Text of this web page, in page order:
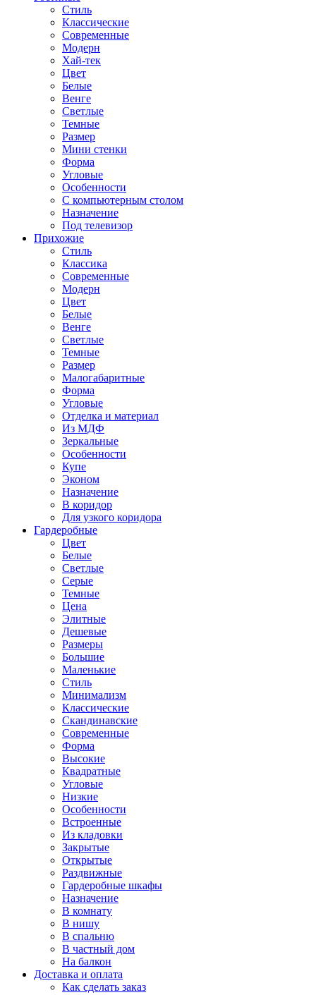
Стиль
Классические
Современные
Модерн
Хай-тек
Цвет
Белые
Венге
Светлые
Темные
Размер
Мини стенки
Форма
Угловые
Особенности
С компьютерным столом
Назначение
Под телевизор
Прихожие
Стиль
Классика
Современные
Модерн
Цвет
Белые
Венге
Светлые
Темные
Размер
Малогабаритные
Форма
Угловые
Отделка и материал
Из МДФ
Зеркальные
Особенности
Купе
Эконом
Назначение
В коридор
Для узкого коридора
Гардеробные
Цвет
Белые
Светлые
Серые
Темные
Цена
Элитные
Дешевые
Размеры
Большие
Маленькие
Стиль
Минимализм
Классические
Скандинавские
Современные
Форма
Высокие
Квадратные
Угловые
Низкие
Особенности
Встроенные
Из кладовки
Закрытые
Открытые
Раздвижные
Гардеробные шкафы
Назначение
В комнату
В нишу
В спальню
В частный дом
На балкон
Доставка и оплата
Как сделать заказ